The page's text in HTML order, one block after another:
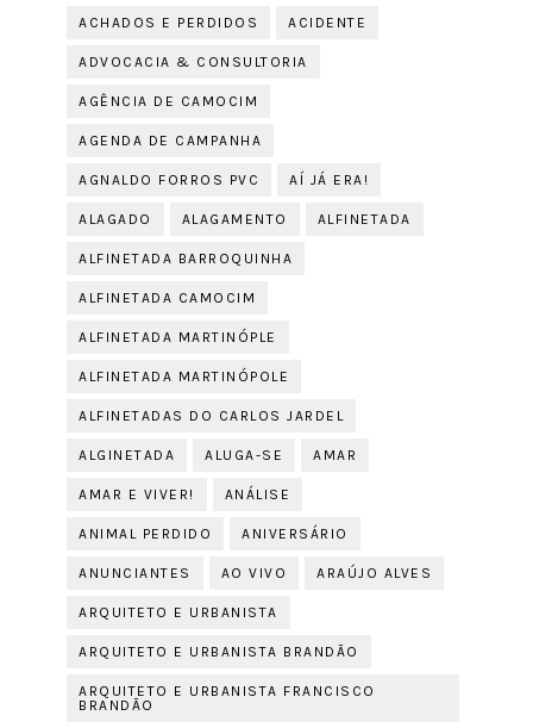
ACHADOS E PERDIDOS ACIDENTE
ADVOCACIA & CONSULTORIA
AGÊNCIA DE CAMOCIM
AGENDA DE CAMPANHA
AGNALDO FORROS PVC AÍ JÁ ERA!
ALAGADO ALAGAMENTO ALFINETADA
ALFINETADA BARROQUINHA
ALFINETADA CAMOCIM
ALFINETADA MARTINÓPLE
ALFINETADA MARTINÓPOLE
ALFINETADAS DO CARLOS JARDEL
ALGINETADA ALUGA-SE AMAR
AMAR E VIVER! ANÁLISE
ANIMAL PERDIDO ANIVERSÁRIO
ANUNCIANTES AO VIVO ARAÚJO ALVES
ARQUITETO E URBANISTA
ARQUITETO E URBANISTA BRANDÃO
ARQUITETO E URBANISTA FRANCISCO
BRANDÃO